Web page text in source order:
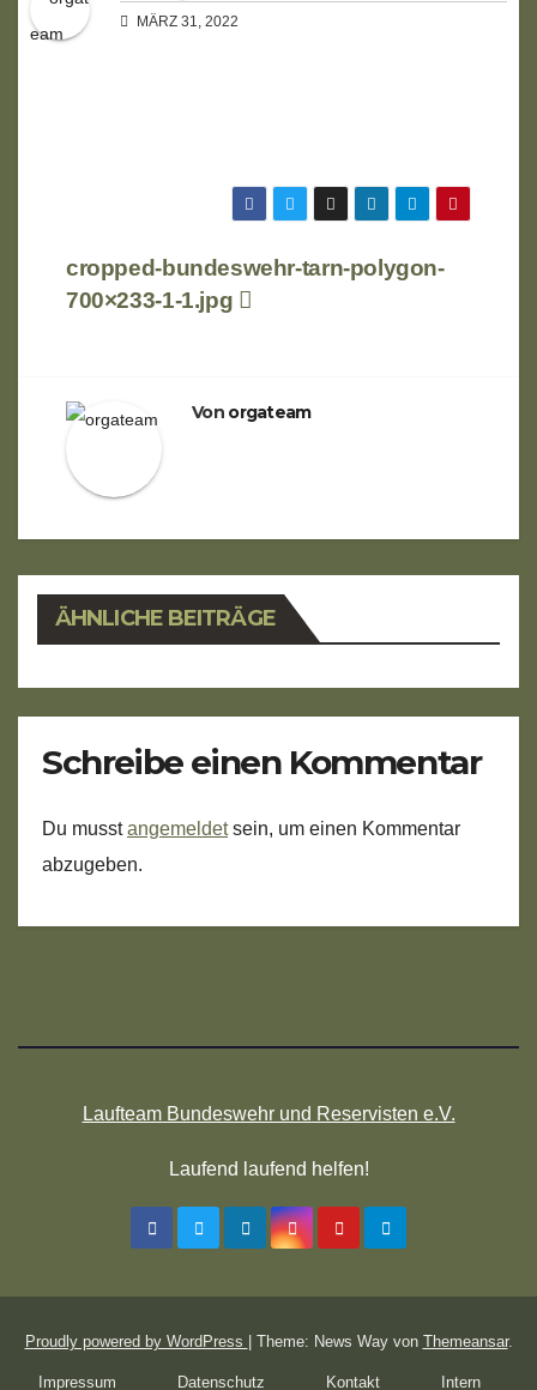
MÄRZ 31, 2022
Beitragsnavigation
cropped-bundeswehr-tarn-polygon-
700×233-1-1.jpg
Von orgateam
ÄHNLICHE BEITRÄGE
Schreibe einen Kommentar
Du musstangemeldetsein, um einen Kommentar
abzugeben.
Laufteam Bundeswehr und Reservisten e.V.
Laufend laufend helfen!
Proudly powered by WordPress Theme: News Way von Themeansar.
Impressum Datenschutz Kontakt Intern